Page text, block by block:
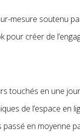
mesure soutenu
pour créer de
touchés en une
de l’espace en
passé en moyenne